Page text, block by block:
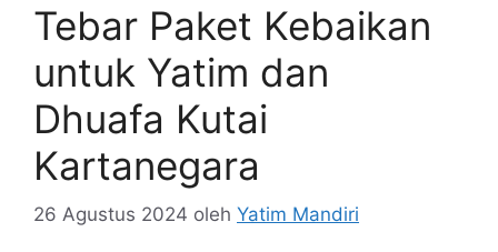
Tebar Paket Kebaikan
untuk Yatim dan
Dhuafa Kutai
Kartanegara
26 Agustus 2024 oleh Yatim Mandiri